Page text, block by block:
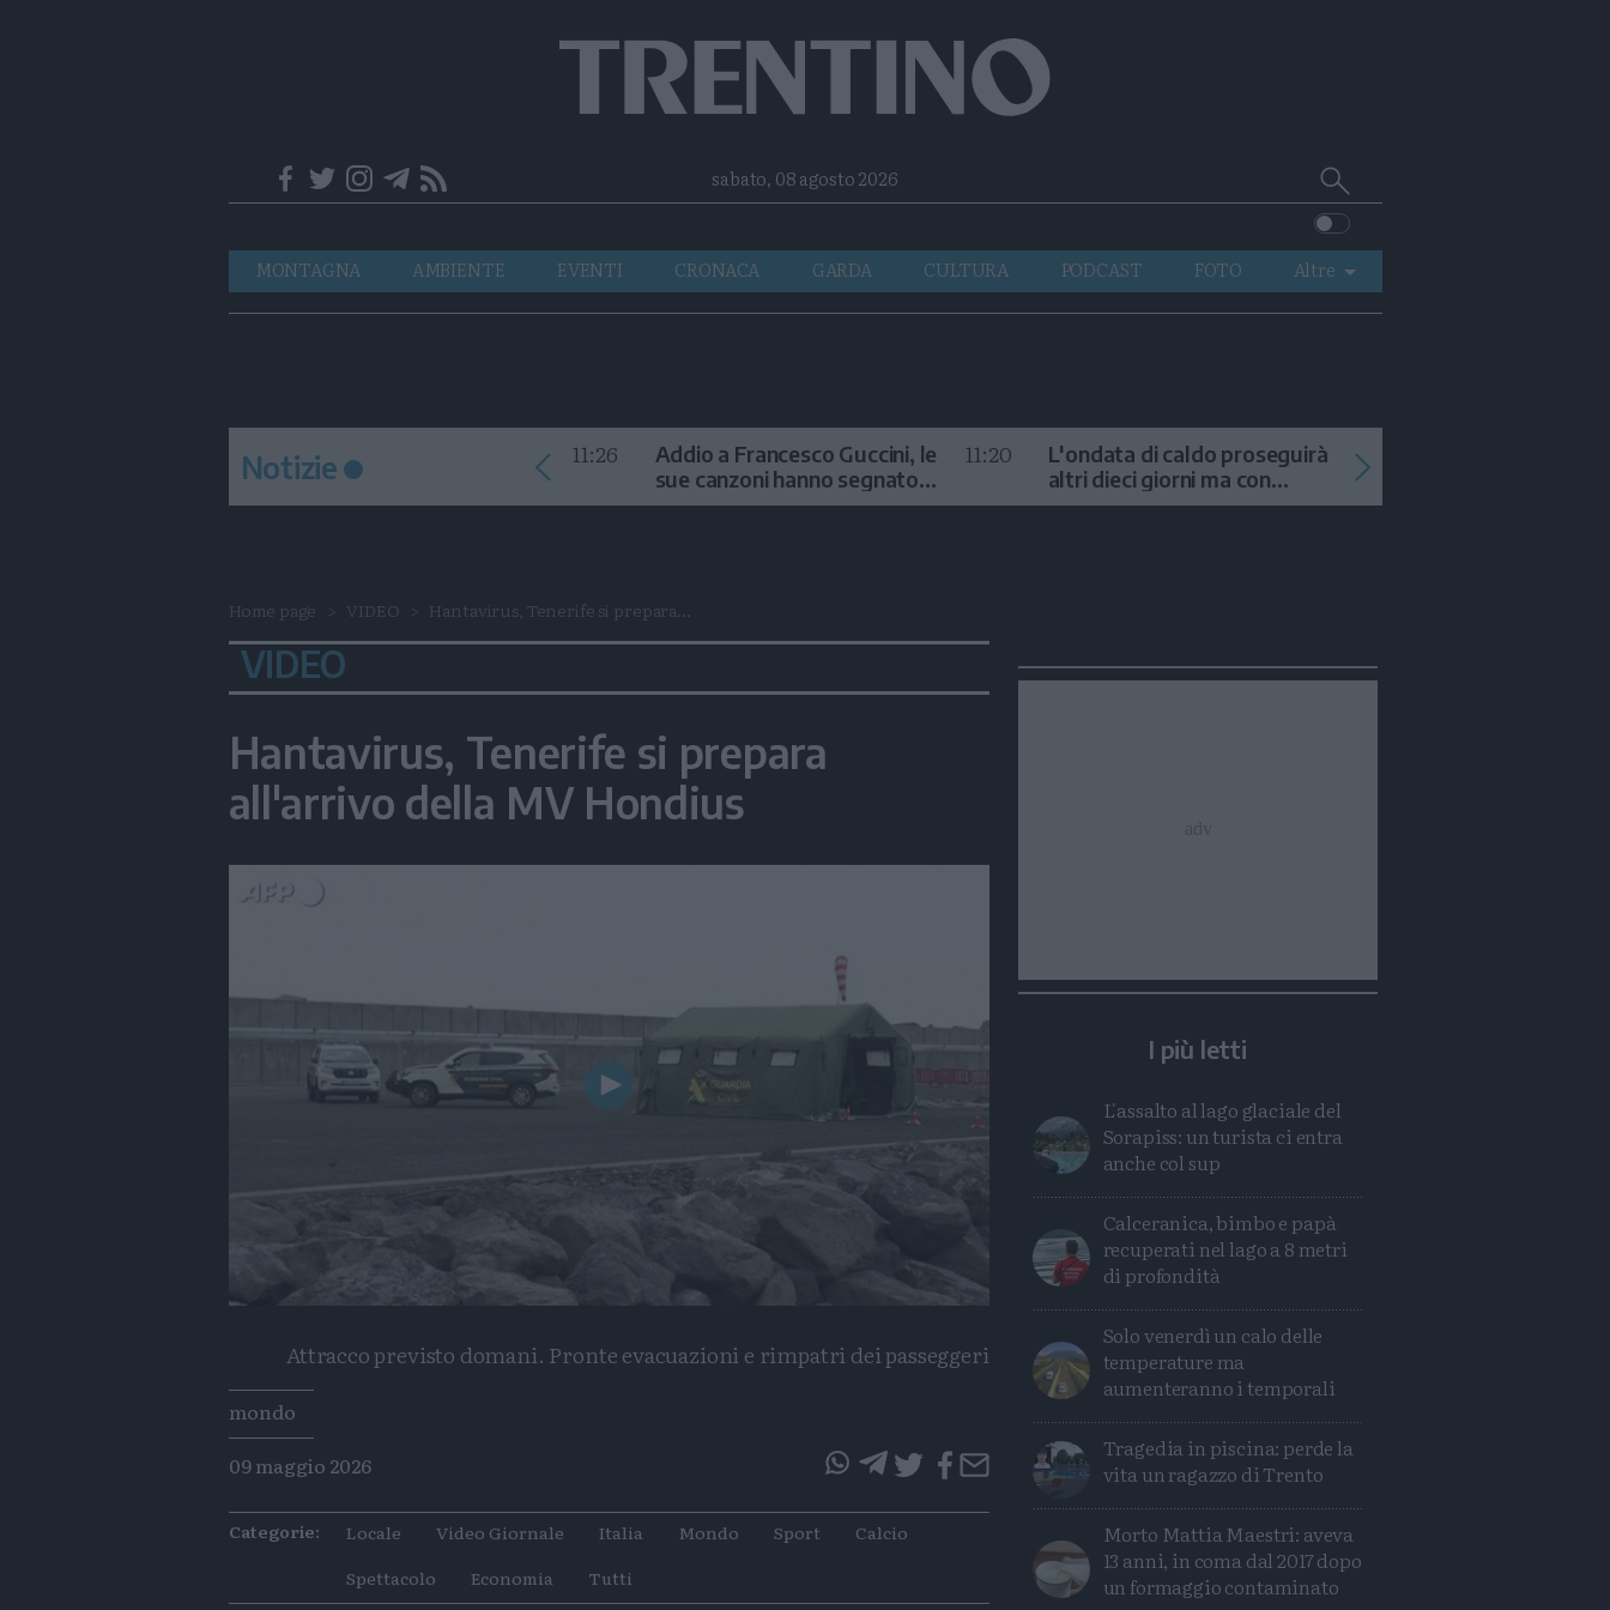
Telegram
RSSsabato, 08 agosto 2026 Cerca
su
Trentino
Navigazione
principale
MONTAGNA AMBIENTE EVENTI CRONACA GARDA CULTURA PODCAST FOTO
Altre
VIDEO
Notizie 11:26
Addio a Francesco Guccini, le
sue canzoni hanno segnato
la storia
11:20
L'ondata di caldo proseguirà
altri dieci giorni ma con
temporali
Home page VIDEO Hantavirus, Tenerife si prepara...
VIDEO
Hantavirus, Tenerife si prepara
all'arrivo della MV Hondius
Play
Attracco previsto domani. Pronte evacuazioni e rimpatri dei passeggeri
Tags
mondo
09 maggio 2026
Condividi
articolo
Condividi
articolo
TwitterCondividi
Mail
Categorie: Locale Video Giornale Italia Mondo Sport
Calcio
Spettacolo
Economia Tutti
I più letti
L'assalto al lago glaciale del
Sorapiss: un turista ci entra
anche col sup
Calceranica, bimbo e papà
recuperati nel lago a 8 metri
di profondità
Solo venerdì un calo delle
temperature ma
aumenteranno i temporali
Tragedia in piscina: perde la
vita un ragazzo di Trento
Morto Mattia Maestri: aveva
13 anni, in coma dal 2017 dopo
un formaggio contaminato